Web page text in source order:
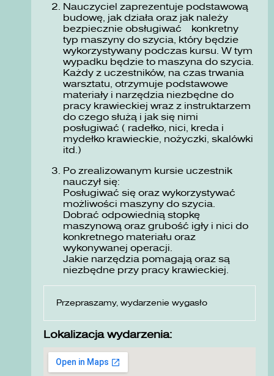
Nauczyciel zaprezentuje podstawową
budowę, jak działa oraz jak należy
bezpiecznie obsługiwać konkretny
typ maszyny do szycia, który będzie
wykorzystywany podczas kursu. W tym
wypadku będzie to maszyna do szycia.
Każdy z uczestników, na czas trwania
warsztatu, otrzymuje podstawowe
materiały i narzędzia niezbędne do
pracy krawieckiej wraz z instruktarzem
do czego służą i jak się nimi
posługiwać ( radełko, nici, kreda i
mydełko krawieckie, nożyczki, skalówki
itd.)
Po zrealizowanym kursie uczestnik
nauczył się:
Posługiwać się oraz wykorzystywać
możliwości maszyny do szycia.
Dobrać odpowiednią stopkę
maszynową oraz grubość igły i nici do
konkretnego materiału oraz
wykonywanej operacji.
Jakie narzędzia pomagają oraz są
niezbędne przy pracy krawieckiej.
Przepraszamy, wydarzenie wygasło
Lokalizacja wydarzenia: